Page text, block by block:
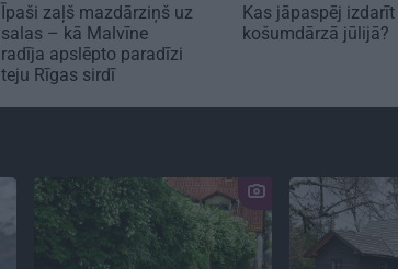
Īpaši zaļš mazdārziņš uz
salas – kā Malvīne
radīja apslēpto paradīzi
teju Rīgas sirdī
Kas jāpaspēj izdarīt
košumdārzā jūlijā?